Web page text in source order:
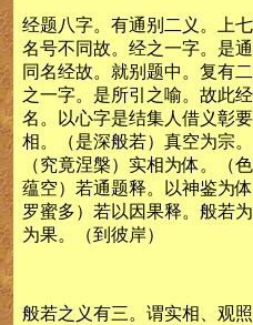
经题八字。有通别二义。上
名号不同故。经之一字。是
同名经故。就别题中。复有
之一字。是所引之喻。故此
名。以心字是结集人借义彰
相。（是深般若）真空为宗
（究竟涅槃）实相为体。（
蕴空）若通题释。以神鉴为
罗蜜多）若以因果释。般若
为果。（到彼岸）
般若之义有三。谓实相、观